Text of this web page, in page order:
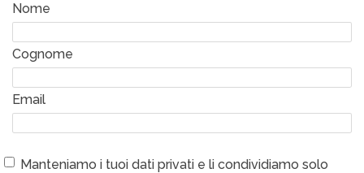
Nome
Cognome
Email
Manteniamo i tuoi dati privati e li condividiamo solo